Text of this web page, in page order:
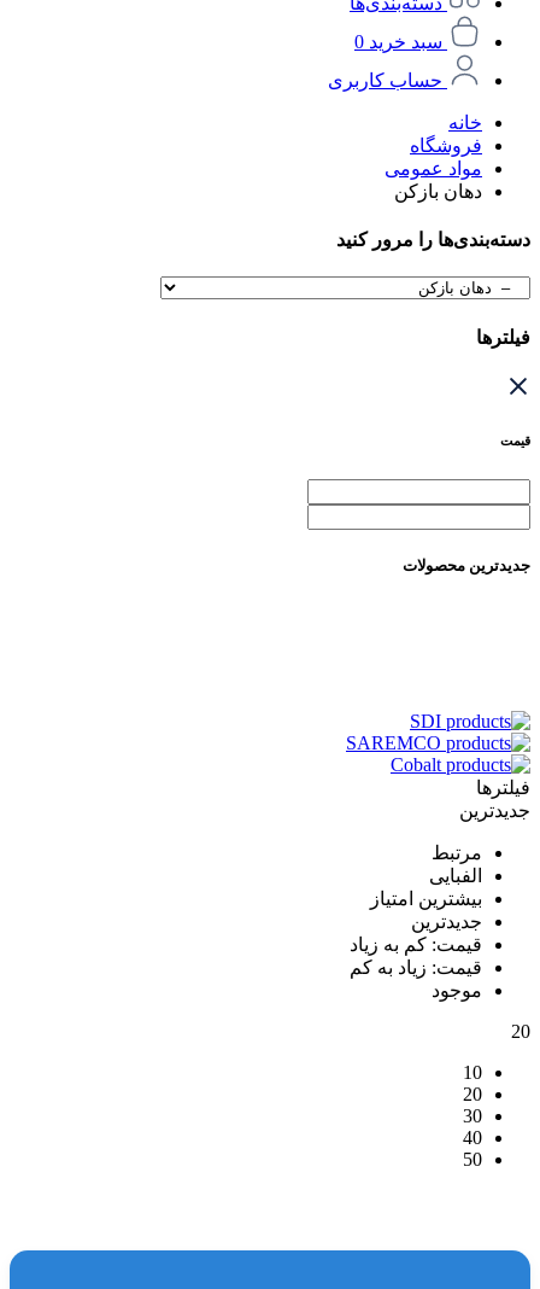
سبد خرید 0
حساب کاربری
خانه
فروشگاه
مواد عمومی
دهان بازکن
دسته‌بندی‌ها را مرور کنید
فیلترها
قیمت
جدیدترین محصولات
فیلترها
جدیدترین
مرتبط
الفبایی
بیشترین امتیاز
جدیدترین
قیمت: کم به زیاد
قیمت: زیاد به کم
موجود
20
10
20
30
40
50